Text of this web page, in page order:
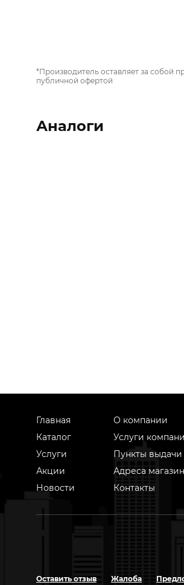
*Производитель оставляет за собой
публичной офертой
Аналоги
Главная
Каталог
Услуги
Акции
Новости
О компании
Услуги
Пункты выдачи
Адреса
Контакты
Оставить отзыв Жалоба